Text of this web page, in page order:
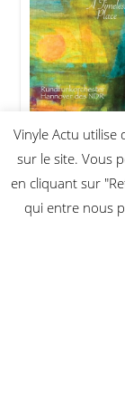
A
Winstone,
Vinyle Actu utilise
sur le site. Vous
en cliquant sur
qui entre nous